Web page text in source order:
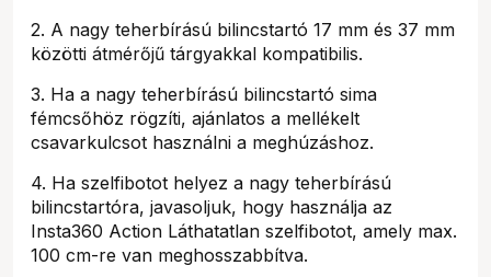
2. A nagy teherbírású bilincstartó 17 mm és 37 mm
közötti átmérőjű tárgyakkal kompatibilis.
3. Ha a nagy teherbírású bilincstartó sima
fémcsőhöz rögzíti, ajánlatos a mellékelt
csavarkulcsot használni a meghúzáshoz.
4. Ha szelfibotot helyez a nagy teherbírású
bilincstartóra, javasoljuk, hogy használja az
Insta360 Action Láthatatlan szelfibotot, amely max.
100 cm-re van meghosszabbítva.